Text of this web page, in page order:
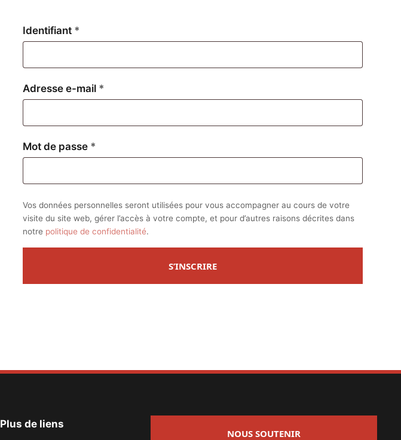
Identifiant *
Adresse e-mail *
Mot de passe *
Vos données personnelles seront utilisées pour vous accompagner au cours de votre
visite du site web, gérer l’accès à votre compte, et pour d’autres raisons décrites dans
notre politique de confidentialité.
S’INSCRIRE
Plus de liens
NOUS SOUTENIR